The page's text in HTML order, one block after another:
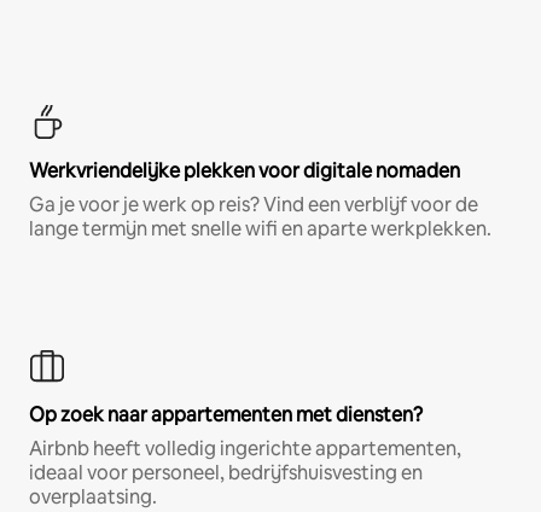
Werkvriendelijke plekken voor digitale nomaden
Ga je voor je werk op reis? Vind een verblijf voor de
lange termijn met snelle wifi en aparte werkplekken.
Op zoek naar appartementen met diensten?
Airbnb heeft volledig ingerichte appartementen,
ideaal voor personeel, bedrijfshuisvesting en
overplaatsing.